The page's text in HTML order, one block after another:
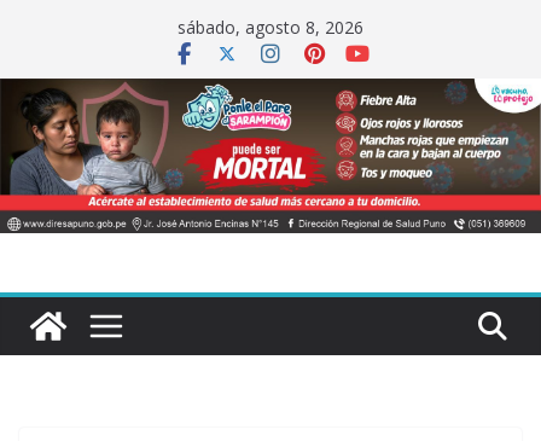
contenido
sábado, agosto 8, 2026